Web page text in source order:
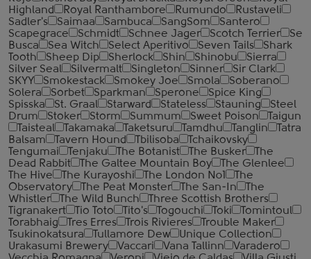
Highland
Royal Ranthambore Rumundo
Rustaveli
Sadler's
Saimaa Sambuca SangSom
Santero
Scapegrace
Schmidt Schnee Jager Scotch Terrier
Se
Busca
Sea Witch Select Aperitivo Seven Tails
Shark
Tooth
Sheep Dip Sherlock Shin Shinobu
Sierra
Silver Seal
Silvermalt Singleton Sinner
Sir Clark
SKYY
Smokestack Smokey Joe Smola
Soberano
Solera
Sorbet Sparkman Sperone
Spice King
Spisska
St. Graal Starward Stateless Stauning
Steel
Drum
Stoker Storm Summum Sweet Poison
Taigun
Taisteal
Takamaka Taketsuru Tamdhu Tanglin
Tatra
Balsam
Tavern Hound Tbilisoba
Tchaikovsky
Tengumai
Tenjaku The Botanist The Busker
The
Dead Rabbit
The Galtee Mountain Boy
The Glenlee
The Hive
The Kurayoshi The London №1
The
Observatory
The Peat Monster The San-In
The
Whistler
The Wild Bunch
Three Scottish Brothers
Tigranakert
Tio Toto Tito's Togouchi Toki
Tomintoul
Torabhaig
Tres Erres Trois Rivieres
Trouble Maker
Tsukinokatsura
Tullamore Dew
Unique Collection
Urakasumi Brewery
Vaccari Vana Tallinn
Varadero